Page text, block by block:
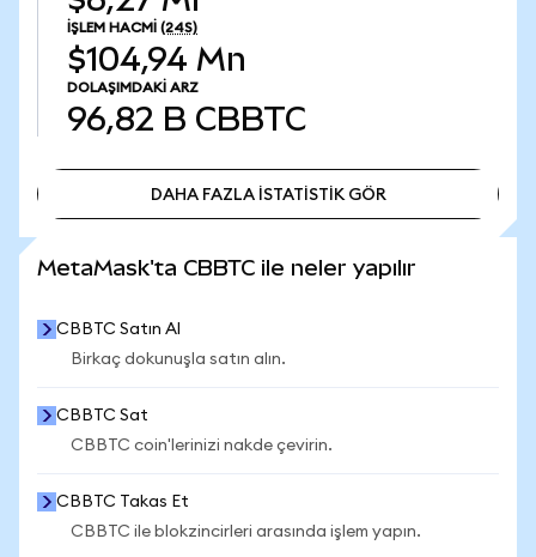
İŞLEM HACMI (24S)
$104,94 Mn
DOLAŞIMDAKI ARZ
96,82 B CBBTC
DAHA FAZLA İSTATİSTİK GÖR
MetaMask'ta CBBTC ile neler yapılır
CBBTC Satın Al
Birkaç dokunuşla satın alın.
CBBTC Sat
CBBTC coin'lerinizi nakde çevirin.
CBBTC Takas Et
CBBTC ile blokzincirleri arasında işlem yapın.